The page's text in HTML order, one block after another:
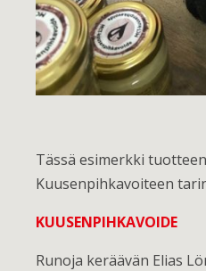
Tässä esimerkki
Kuusenpihkavoiteen
KUUSENPIHKAVOIDE
Runoja keräävän Elias